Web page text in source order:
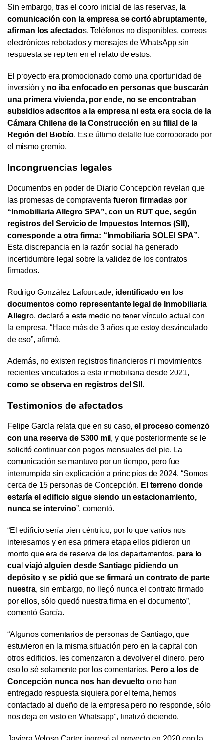
Sin embargo, tras el cobro inicial de las reservas, la
comunicación con la empresa se cortó abruptamente,
afirman los afectados. Teléfonos no disponibles, correos
electrónicos rebotados y mensajes de WhatsApp sin
respuesta se repiten en el relato de estos.
El proyecto era promocionado como una oportunidad de
inversión y no iba enfocado en personas que buscarán
una primera vivienda, por ende, no se encontraban
subsidios adscritos a la empresa ni esta era socia de la
Cámara Chilena de la Construcción en su filial de la
Región del Biobío. Este último detalle fue corroborado por
el mismo gremio.
Incongruencias legales
Documentos en poder de Diario Concepción revelan que
las promesas de compraventa fueron firmadas por
“Inmobiliaria Allegro SPA”, con un RUT que, según
registros del Servicio de Impuestos Internos (SII),
corresponde a otra firma: “Inmobiliaria SOLEI SPA”.
Esta discrepancia en la razón social ha generado
incertidumbre legal sobre la validez de los contratos
firmados.
Rodrigo González Lafourcade, identificado en los
documentos como representante legal de Inmobiliaria
Allegro, declaró a este medio no tener vínculo actual con
la empresa. “Hace más de 3 años que estoy desvinculado
de eso”, afirmó.
Además, no existen registros financieros ni movimientos
recientes vinculados a esta inmobiliaria desde 2021,
como se observa en registros del SII .
Testimonios de afectados
Felipe García relata que en su caso, el proceso comenzó
con una reserva de $300 mil , y que posteriormente se le
solicitó continuar con pagos mensuales del pie. La
comunicación se mantuvo por un tiempo, pero fue
interrumpida sin explicación a principios de 2024. “Somos
cerca de 15 personas de Concepción. El terreno donde
estaría el edificio sigue siendo un estacionamiento,
nunca se intervino”, comentó.
“El edificio sería bien céntrico, por lo que varios nos
interesamos y en esa primera etapa ellos pidieron un
monto que era de reserva de los departamentos, para lo
cual viajó alguien desde Santiago pidiendo un
depósito y se pidió que se firmará un contrato de parte
nuestra, sin embargo, no llegó nunca el contrato firmado
por ellos, sólo quedó nuestra firma en el documento”,
comentó García.
“Algunos comentarios de personas de Santiago, que
estuvieron en la misma situación pero en la capital con
otros edificios, les comenzaron a devolver el dinero, pero
eso lo sé solamente por los comentarios. Pero a los de
Concepción nunca nos han devuelto o no han
entregado respuesta siquiera por el tema, hemos
contactado al dueño de la empresa pero no responde, sólo
nos deja en visto en Whatsapp”, finalizó diciendo.
Javiera Veloso Carter ingresó al proyecto en 2020 con la